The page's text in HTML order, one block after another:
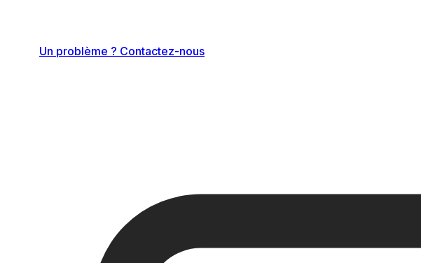
Un problème ? Contactez-nous